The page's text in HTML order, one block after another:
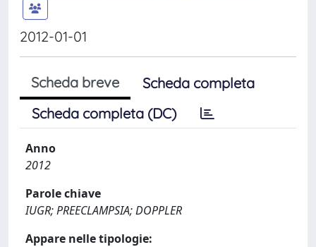
2012-01-01
Scheda breve
Scheda completa
Scheda completa (DC)
Anno
2012
Parole chiave
IUGR; PREECLAMPSIA; DOPPLER
Appare nelle tipologie: